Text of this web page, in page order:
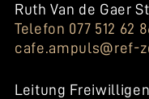
Ruth Van de Gaer
Telefon 077 512 62
cafe.ampuls@ref-
Leitung